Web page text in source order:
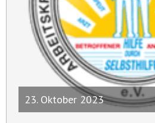
23. Oktober 2023